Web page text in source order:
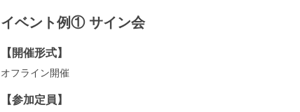
イベント例① サイン会
【開催形式】
オフライン開催
【参加定員】